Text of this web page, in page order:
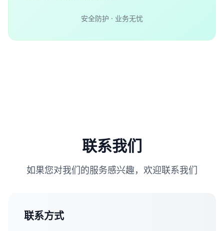
安全防护 · 业务无忧
联系我们
如果您对我们的服务感兴趣，欢迎联系我们
联系方式